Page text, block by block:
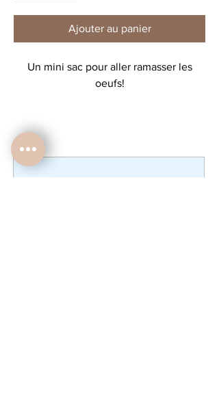
Ajouter au panier
Un mini sac pour aller ramasser les
oeufs!